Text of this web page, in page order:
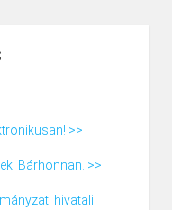
>>
Bárhonnan. >>
hivatali